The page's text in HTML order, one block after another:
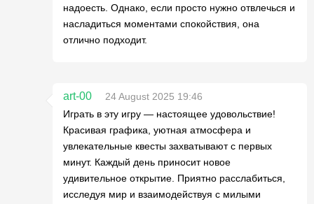
надоесть. Однако, если просто нужно отвлечься и
насладиться моментами спокойствия, она
отлично подходит.
art-00
24 August 2025 19:46
Играть в эту игру — настоящее удовольствие!
Красивая графика, уютная атмосфера и
увлекательные квесты захватывают с первых
минут. Каждый день приносит новое
удивительное открытие. Приятно расслабиться,
исследуя мир и взаимодействуя с милыми